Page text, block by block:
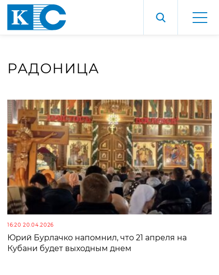
РАДОНИЦА
16:20 20.04.2026
Юрий Бурлачко напомнил, что 21 апреля на
Кубани будет выходным днем